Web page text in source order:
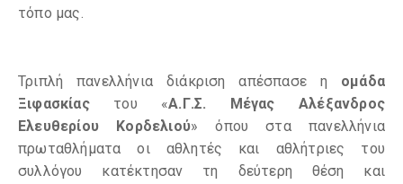
τόπο μας.
Τριπλή πανελλήνια διάκριση απέσπασε η ομάδα
Ξιφασκίαςτου «Α.Γ.Σ. Μέγας Αλέξανδρος
Ελευθερίου Κορδελιού» όπου στα πανελλήνια
πρωταθλήματα οι αθλητές και αθλήτριες του
συλλόγου κατέκτησαν τη δεύτερη θέση και